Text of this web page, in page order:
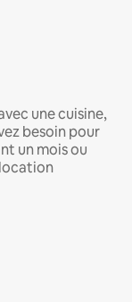
une cuisine,
besoin pour
un mois ou